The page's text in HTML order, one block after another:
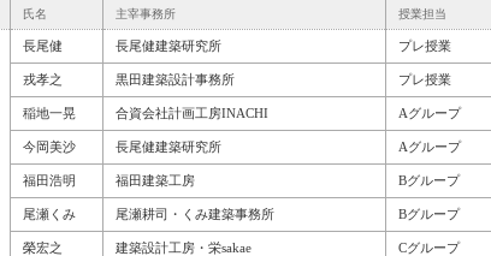
氏名 主宰事務所 授業担当
長尾健 長尾健建築研究所 プレ授業
戎孝之 黒田建築設計事務所 プレ授業
稲地一晃 合資会社計画工房INACHI Aグループ
今岡美沙 長尾健建築研究所 Aグループ
福田浩明 福田建築工房 Bグループ
尾瀬くみ 尾瀬耕司・くみ建築事務所 Bグループ
榮宏之 建築設計工房・栄sakae Cグループ